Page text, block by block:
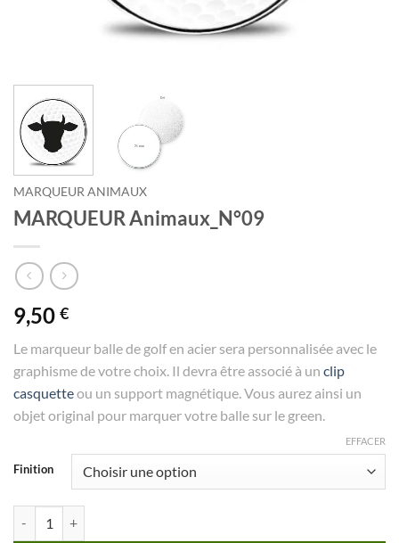
MARQUEUR ANIMAUX
MARQUEUR Animaux_N°09
9,50 €
Le marqueur balle de golf en acier sera personnalisée avec le
graphisme de votre choix. Il devra être associé à un clip
casquetteou un support magnétique. Vous aurez ainsi un
objet original pour marquer votre balle sur le green.
Finition
EFFACER